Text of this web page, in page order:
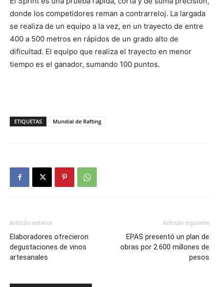
donde los competidores reman a contrarreloj. La largada
se realiza de un equipo a la vez, en un trayecto de entre
400 a 500 metros en rápidos de un grado alto de
dificultad. El equipo que realiza el trayecto en menor
tiempo es el ganador, sumando 100 puntos.
ETIQUETAS Mundial de Rafting
Artículo anterior
Elaboradores ofrecieron
degustaciones de vinos
artesanales
Artículo siguiente
EPAS presentó un plan de
obras por 2.600 millones de
pesos